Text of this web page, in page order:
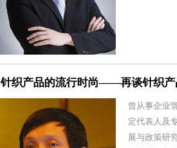
针织产品的流行时尚——再谈针织产
曾从事企业
定代表人及
展与政策研